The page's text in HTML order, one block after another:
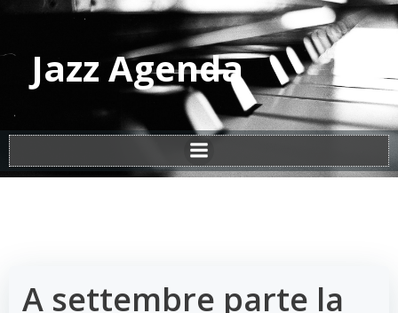
Vai
al
contenuto
Jazz Agenda
A settembre parte la